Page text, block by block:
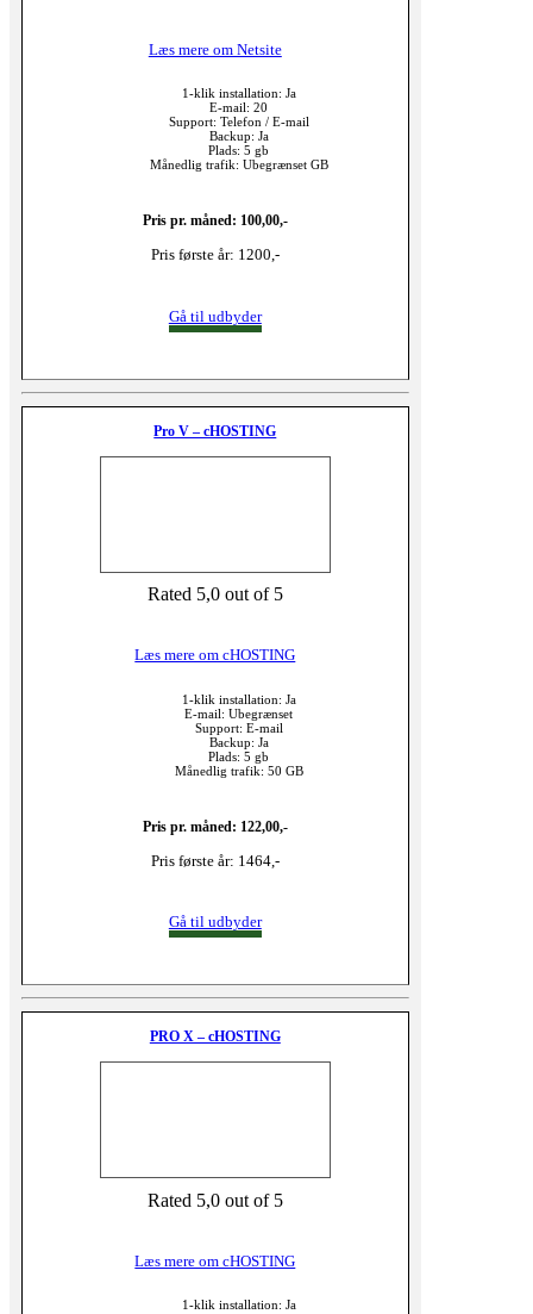
Læs mere om Netsite
1-klik installation: Ja
E-mail: 20
Support: Telefon / E-mail
Backup: Ja
Plads: 5 gb
Månedlig trafik: Ubegrænset GB
Pris pr. måned: 100,00,-
Pris første år: 1200,-
Gå til udbyder
Pro V – cHOSTING
Rated 5,0 out of 5
Læs mere om cHOSTING
1-klik installation: Ja
E-mail: Ubegrænset
Support: E-mail
Backup: Ja
Plads: 5 gb
Månedlig trafik: 50 GB
Pris pr. måned: 122,00,-
Pris første år: 1464,-
Gå til udbyder
PRO X – cHOSTING
Rated 5,0 out of 5
Læs mere om cHOSTING
1-klik installation: Ja